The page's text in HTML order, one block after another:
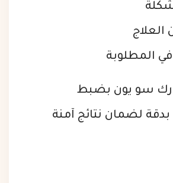
المطلوبة
سو يون بضبط
بدقة لضمان نتائج آمنة